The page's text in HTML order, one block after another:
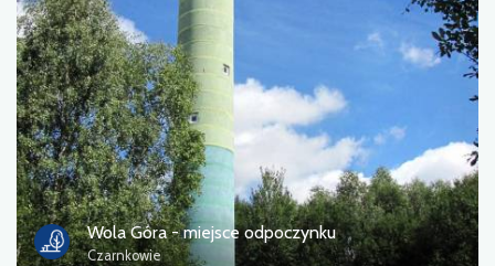
Wola Góra - miejsce odpoczynku
Czarnkowie
Zdjęcia
Inne
sortuj